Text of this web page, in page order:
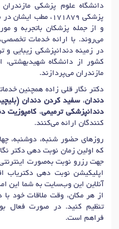
دانشگاه علوم پزشکی
پزشکی 171879، مطب
و از جمله پزشکان باتجربه و
می‌روند. با ارائه خدمات
در زمینه دندانپزشکی زیبایی و
کشور از دانشگاه شهیدبهشتی،
مازندران می‌پردازند.
دکتر نگار قلی زاده همچنین
دندان،سفید کردن دندان
دندانپزشکی ترمیمی، کامپوزیت
کنندگان ارائه می‌کنند.
که اولین زمان نوبت دهی دکتر
جهت رزرو نوبت به‌صورت
اپلیکیشن نوبت دهی دکتریاب
آنلاین این وب‌سایت به شما این
از هر مکان، وقت ملاقات خود با
تنظیم کنید. در صورت فعال
فراهم است.